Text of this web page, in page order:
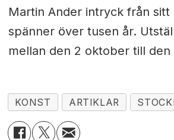
Martin Ander intryck från sitt
spänner över tusen år.
mellan den 2 oktober till
KONST ARTIKLAR